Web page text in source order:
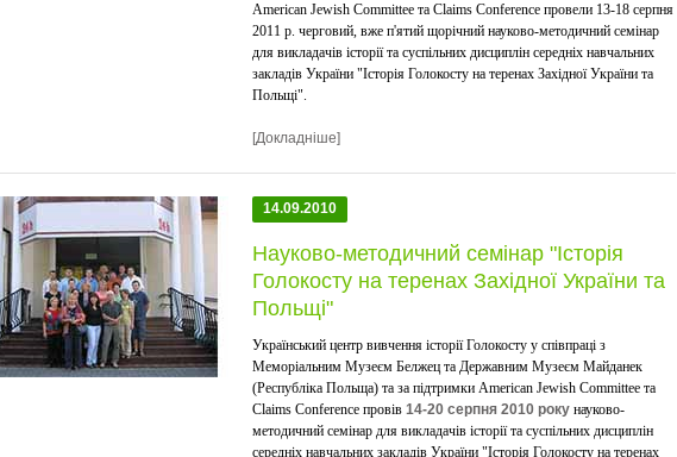
American Jewish Committee та Claims Conference провели 13-18 серпня
2011 р. черговий, вже п'ятий щорічний науково-методичний семінар
для викладачів історії та суспільних дисциплін середніх навчальних
закладів України "Історія Голокосту на теренах Західної України та
Польщі".
[Докладніше]
14.09.2010
Науково-методичний семінар "Історія
Голокосту на теренах Західної України та
Польщі"
Український центр вивчення історії Голокосту у співпраці з
Меморіальним Музеєм Белжец та Державним Музеєм Майданек
(Республіка Польща) та за підтримки American Jewish Committee та
Claims Conference провів14-20 серпня 2010 рокунауково-
методичний семінар для викладачів історії та суспільних дисциплін
середніх навчальних закладів України "Історія Голокосту на теренах